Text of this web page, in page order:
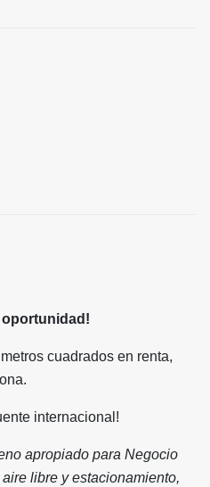
cuadrados en renta,
internacional!
apropiado para Negocio
libre y estacionamiento,